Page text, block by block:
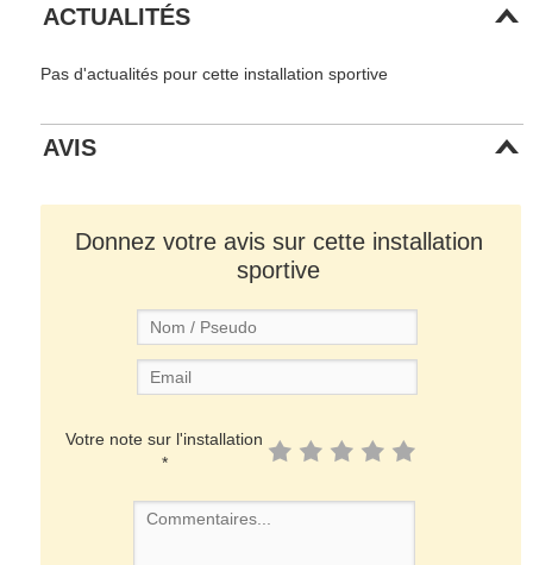
ACTUALITÉS
Pas d'actualités pour cette installation sportive
AVIS
Donnez votre avis sur cette installation
sportive
Votre note sur l'installation
*